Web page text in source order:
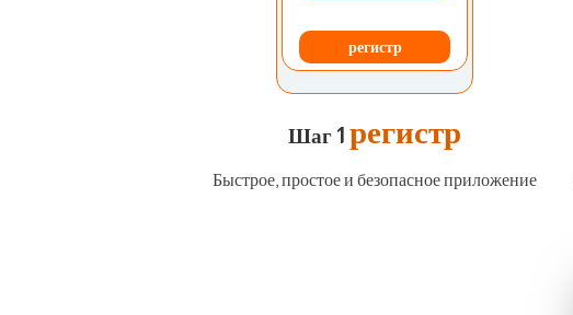
регистр
Шаг 1 регистр
Быстрое, простое и безопасное приложение